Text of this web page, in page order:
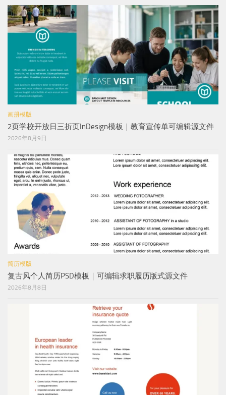
画册模版
2页学校开放日三折页InDesign模板｜教育宣传单可编辑源文件
2026年8月9日
简历模版
复古风个人简历PSD模板｜可编辑求职履历版式源文件
2026年8月8日